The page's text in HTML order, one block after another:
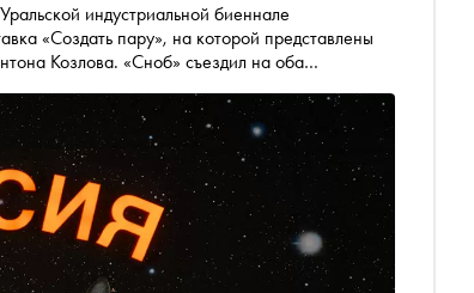
индустриальной биеннале
«Создать пару», на которой представлены
Козлова. «Сноб» съездил на оба